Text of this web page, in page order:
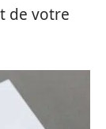
de votre